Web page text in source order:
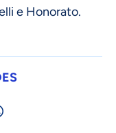
e Honorato.